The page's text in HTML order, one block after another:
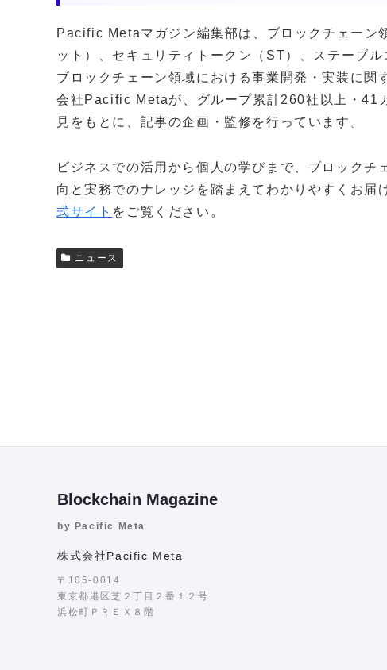
Pacific Metaマガジン編集部は、ブロックチェーン
ット）、セキュリティトークン（ST）、ステーブ
ブロックチェーン領域における事業開発・実装に関
会社Pacific Metaが、グループ累計260社以上・41
見をもとに、記事の企画・監修を行っています。
ビジネスでの活用から個人の学びまで、ブロックチ
向と実務でのナレッジを踏まえてわかりやすくお届
式サイト をご覧ください。
ニュース
Blockchain Magazine
by Pacific Meta
株式会社Pacific Meta
〒105-0014
東京都港区芝２丁目２番１２号
浜松町ＰＲＥＸ８階